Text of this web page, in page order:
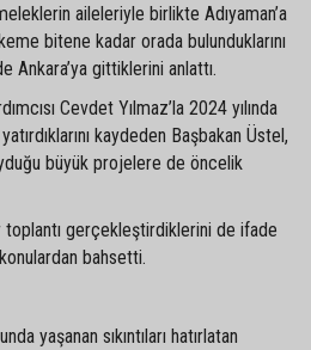
aileleriyle birlikte Adıyaman’a
bitene kadar orada bulunduklarını
gittiklerini anlattı.
Cevdet Yılmaz’la 2024 yılında
kaydeden Başbakan Üstel,
büyük projelere de öncelik
gerçekleştirdiklerini de ifade
bahsetti.
yaşanan sıkıntıları hatırlatan